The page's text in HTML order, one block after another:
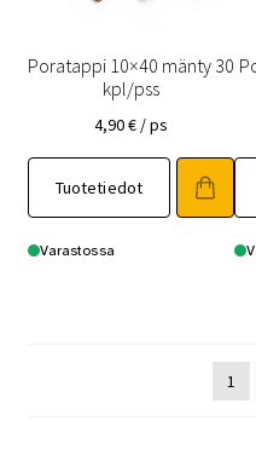
Poratappi 10×40 mänty 30
kpl/pss
4,90€ / ps
Tuotetiedot
Varastossa
1